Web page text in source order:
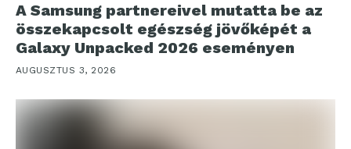
A Samsung partnereivel mutatta be az
összekapcsolt egészség jövőképét a
Galaxy Unpacked 2026 eseményen
AUGUSZTUS 3, 2026